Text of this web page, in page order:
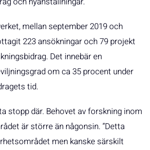
mellan september 2019 och
223 ansökningar och 79 projekt
Det innebär en
om ca 35 procent under
tid.
stopp där. Behovet av forskning inom
är större än någonsin. ”Detta
men kanske särskilt